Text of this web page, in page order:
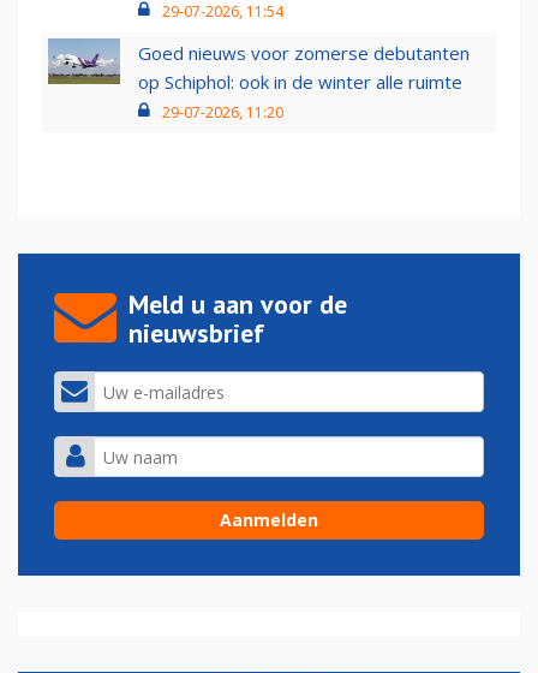
29-07-2026, 11:54
Goed nieuws voor zomerse debutanten
op Schiphol: ook in de winter alle ruimte
29-07-2026, 11:20
Meld u aan voor de
nieuwsbrief